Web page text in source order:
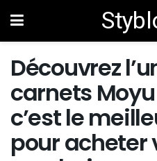
Découvrez
carnets
c’est le
pour acheter